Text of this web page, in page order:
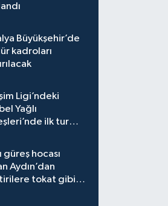
Büyükşehir’de
kadroları
Ligi’ndeki
Yağlı
ilk tur
güreş hocası
Aydın’dan
tokat gibi